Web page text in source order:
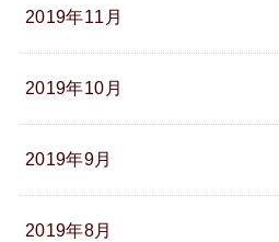
2019年11月
2019年10月
2019年9月
2019年8月